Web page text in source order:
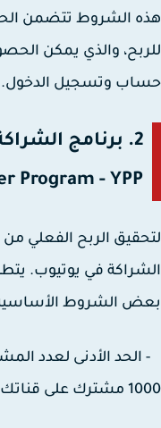
الشروط تتضمن
والذي يمكن
وتسجيل الدخول.
Program - YPP):
الربح الفعلي من
في يوتيوب. يتطلب
الشروط الأساسية
الأدنى لعدد
مؤهلاً للربح.